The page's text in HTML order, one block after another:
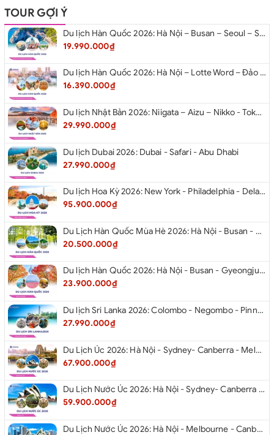
TOUR GỢI Ý
Du lịch Hàn Quốc 2026: Hà Nội – Busan – Seoul – Starfiled – Lotte Worf
19.990.000₫
Du lịch Hàn Quốc 2026: Hà Nội – Lotte Word – Đảo Nami – Làng Cổ Hanok Bukchon
16.390.000₫
Du lịch Nhật Bản 2026: Niigata – Aizu – Nikko - Tokyo – Niigata từ Hà Nội
29.990.000₫
Du lịch Dubai 2026: Dubai - Safari - Abu Dhabi
27.990.000₫
Du lịch Hoa Kỳ 2026: New York - Philadelphia - Delaware - Washington D.C. - Las Vegas - Red Rock Canyon - Quận Cam - Santa Monica - Hollywood - San Diego - Los Angeles.
95.900.000₫
Du Lịch Hàn Quốc Mùa Hè 2026: Hà Nội - Busan - Gyeongju - Seoul - Đảo Nami - Tàu Điện Ven Biển Haeundae - Cầu Kính Oryukdo - Làng Văn Hóa Huinnyeoul
20.500.000₫
Du lịch Hàn Quốc 2026: Hà Nội - Busan - Gyeongju - Seoul - Đảo Nami - Tàu Điện Ven Biển Haeundae - Cỏ Hồng Muhly - Làng Văn Hóa Huinnyeoul
23.900.000₫
Du lịch Sri Lanka 2026: Colombo - Negombo - Pinnawala - Kandy - Kalutara - Nuwara - Eliya
27.990.000₫
Du Lịch Úc 2026: Hà Nội - Sydney- Canberra - Melbourne - Hà Nội
67.900.000₫
Du Lịch Nước Úc 2026: Hà Nội - Sydney- Canberra - Melbourne - Hà Nội
59.900.000₫
Du Lịch Nước Úc 2026: Hà Nội - Melbourne - Canberra - Sydney - Hà Nội